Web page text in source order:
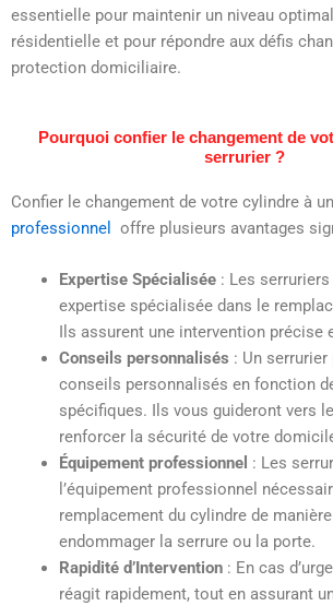
essentielle pour maintenir un niveau
résidentielle et pour répondre aux défis
protection domiciliaire.
Pourquoi confier le changement de
serrurier ?
Confier le changement de votre cylindre à un
professionnel
offre plusieurs avantages
Expertise Spécialisée: Les serruriers
expertise spécialisée dans le
Ils assurent une intervention précise
Conseils personnalisés : Un
conseils personnalisés en fonction
spécifiques. Ils vous guideront vers
renforcer la sécurité de votre
Équipement professionnel : Les
l’équipement professionnel
remplacement du cylindre de
endommager la serrure ou la porte.
Rapidité d’Intervention: En cas
réagit rapidement, tout en assurant